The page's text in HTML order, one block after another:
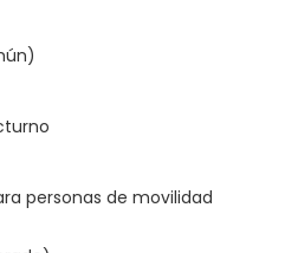
personas de movilidad